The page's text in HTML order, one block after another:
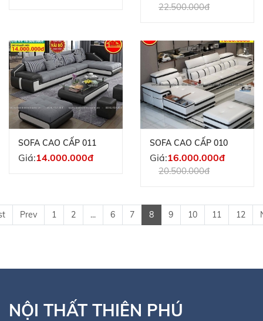
22.500.000đ
SOFA CAO CẤP 011
Giá:14.000.000đ
SOFA CAO CẤP 010
Giá:16.000.000đ
20.500.000đ
Prev 1 2 ... 6 7 8 9 10 11 12
NỘI THẤT THIÊN PHÚ